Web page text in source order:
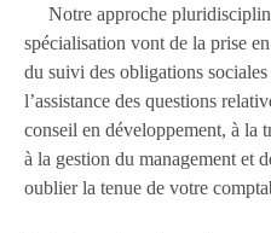
Notre approche
spécialisation vont de la prise
du suivi des obligations
l’assistance des questions
conseil en développement, à la
à la gestion du management et
oublier la tenue de votre